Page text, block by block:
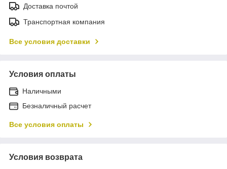
Доставка почтой
Транспортная компания
Все условия доставки
Условия оплаты
Наличными
Безналичный расчет
Все условия оплаты
Условия возврата